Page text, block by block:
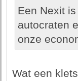
Een Nexit
autocraten
onze
Wat een